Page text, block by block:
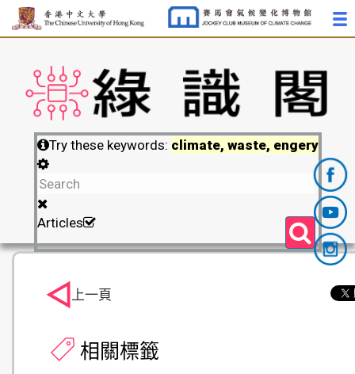
Try these keywords: climate, waste, engery
Articles
相關標籤
上一頁